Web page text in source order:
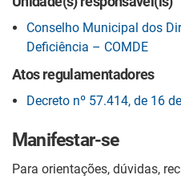
Conselho Municipal dos
Deficiência – COMDE
Atos regulamentadores
Decreto nº 57.414, de 16
Manifestar-se
Para orientações, dúvidas,